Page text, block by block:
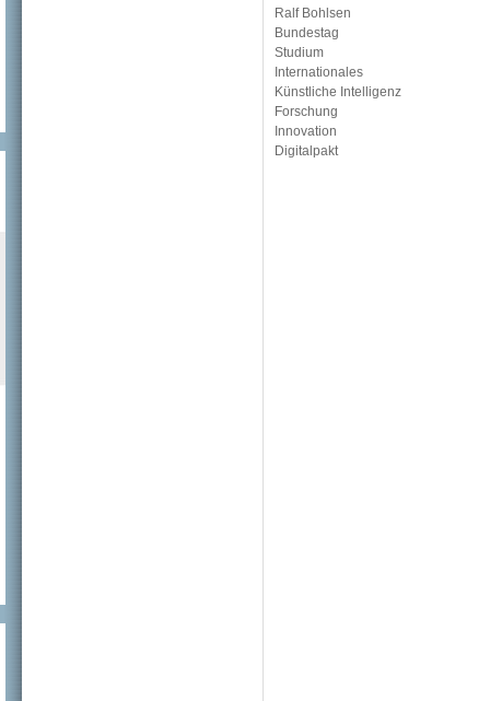
Ralf Bohlsen
Bundestag
Studium
Internationales
Künstliche Intelligenz
Forschung
Innovation
Digitalpakt